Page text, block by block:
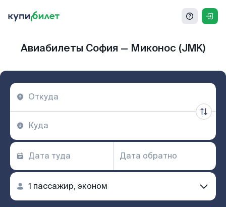
Авиабилеты София — Миконос (JMK)